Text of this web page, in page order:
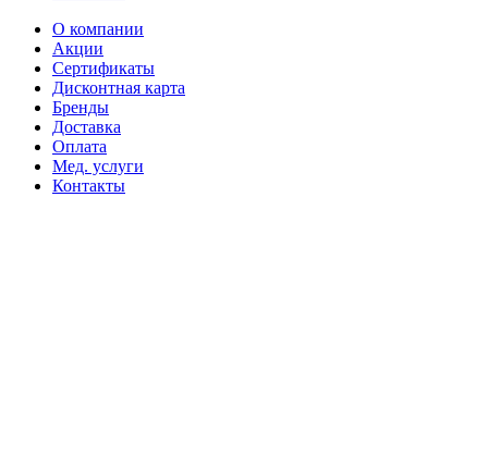
О компании
Акции
Сертификаты
Дисконтная карта
Бренды
Доставка
Оплата
Мед. услуги
Контакты